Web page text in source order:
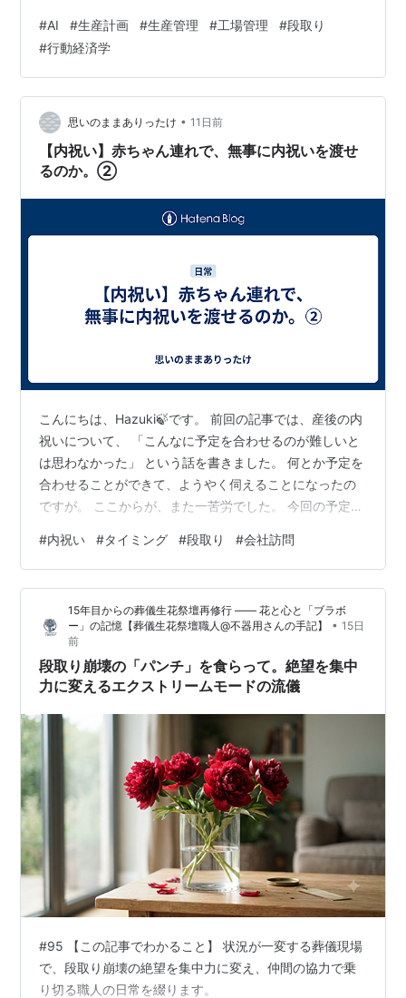
た。 人間だけでは検討しきれない組み合わせを計算し、
納期と生産効率の両方を考慮した計画です。 担当者は、
今週は、この計画でいける。 と思いました。 ところが、
午前8時20分。 営業から、重要顧客向けの特急注文を追
加できないかと連絡が入ります。 午前9時10分。 ある工
程の作業者が体調不…
#AI #生産計画 #生産管理 #工場管理 #段取り
#行動経済学
思いのままありったけ • 11日前
【内祝い】赤ちゃん連れで、無事に内祝いを渡せ
るのか。②
こんにちは、Hazuki🍃です。 前回の記事では、産後の内
祝いについて、 「こんなに予定を合わせるのが難しいと
は思わなかった」 という話を書きました。 何とか予定を
合わせることができて、ようやく伺えることになったの
ですが。 ここからが、また一苦労でした。 今回の予定
ゃんの準備も進めなければいけません。 遅れるわけには
いきません。 前日は緊張してなかなか寝付けませんでし
た。 どうしてこんなに緊張しているのだろう？と自分自
身、不思議に思いながら 目が冴えてしまったので、長男
の深夜対応が楽だったのを覚えています。 しかも、季節
は夏。 暑い中での移動…
#内祝い #タイミング #段取り #会社訪問
15年目からの葬儀生花祭壇再修行 ―― 花と心と「ブラボ
ー」の記憶【葬儀生花祭壇職人@不器用さんの手記】
• 15日
前
段取り崩壊の「パンチ」を食らって。絶望を集中
力に変えるエクストリームモードの流儀
#95 【この記事でわかること】 状況が一変する葬儀現場
で、段取り崩壊の絶望を集中力に変え、仲間の協力で乗
り切る職人の日常を綴ります。